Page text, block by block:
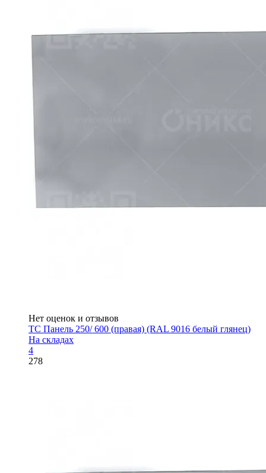
Нет оценок и отзывов
ТС Панель 250/ 600 (правая) (RAL 9016 белый глянец)
На складах
4
278